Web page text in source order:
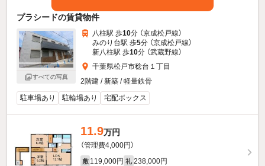
プラシードの賃貸物件
すべての写真
八柱駅 歩10分 （京成松戸線）
みのり台駅 歩5分 （京成松戸線）
新八柱駅 歩10分 （武蔵野線）
千葉県松戸市稔台１丁目
2階建 / 新築 / 軽量鉄骨
駐車場あり
駐輪場あり 宅配ボックス
11.9万円
（管理費4,000円）
敷 119,000円 礼 238,000円